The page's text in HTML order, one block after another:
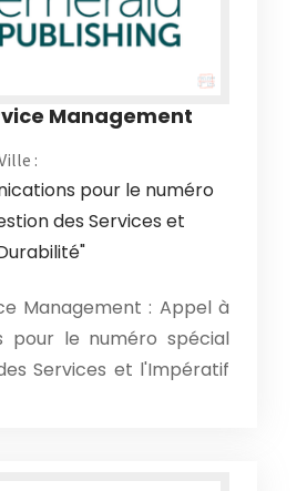
Management
:
pour le numéro
des Services et
Management : Appel à
pour le numéro spécial
Services et l'Impératif